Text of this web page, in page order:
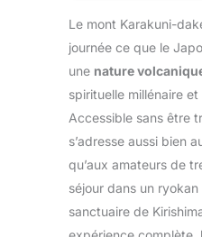
Le mont Karakuni-
journée ce que le
une nature
spirituelle millénaire
Accessible sans être
s’adresse aussi bien
qu’aux amateurs de
séjour dans un
sanctuaire de